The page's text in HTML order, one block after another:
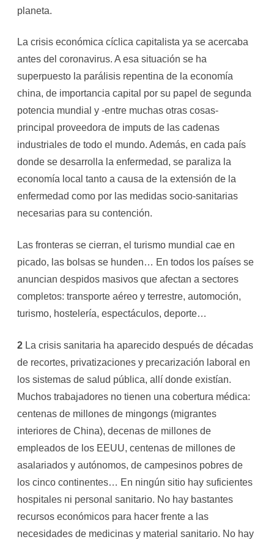
planeta.
La crisis económica cíclica capitalista ya se acercaba
antes del coronavirus. A esa situación se ha
superpuesto la parálisis repentina de la economía
china, de importancia capital por su papel de segunda
potencia mundial y -entre muchas otras cosas-
principal proveedora de imputs de las cadenas
industriales de todo el mundo. Además, en cada país
donde se desarrolla la enfermedad, se paraliza la
economía local tanto a causa de la extensión de la
enfermedad como por las medidas socio-sanitarias
necesarias para su contención.
Las fronteras se cierran, el turismo mundial cae en
picado, las bolsas se hunden… En todos los países se
anuncian despidos masivos que afectan a sectores
completos: transporte aéreo y terrestre, automoción,
turismo, hostelería, espectáculos, deporte…
2 La crisis sanitaria ha aparecido después de décadas
de recortes, privatizaciones y precarización laboral en
los sistemas de salud pública, allí donde existían.
Muchos trabajadores no tienen una cobertura médica:
centenas de millones de mingongs (migrantes
interiores de China), decenas de millones de
empleados de los EEUU, centenas de millones de
asalariados y autónomos, de campesinos pobres de
los cinco continentes… En ningún sitio hay suficientes
hospitales ni personal sanitario. No hay bastantes
recursos económicos para hacer frente a las
necesidades de medicinas y material sanitario. No hay